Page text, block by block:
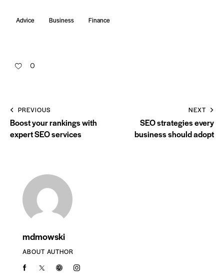
Advice Business Finance
0
PREVIOUS
Boost your rankings with
expert SEO services
NEXT
SEO strategies every
business should adopt
mdmowski
ABOUT AUTHOR